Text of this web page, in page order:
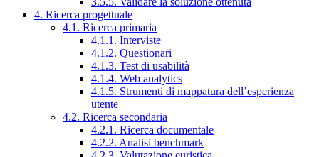
4. Ricerca progettuale
4.1. Ricerca primaria
4.1.1. Interviste
4.1.2. Questionari
4.1.3. Test di usabilità
4.1.4. Web analytics
4.1.5. Strumenti di mappatura dell’esperienza
utente
4.2. Ricerca secondaria
4.2.1. Ricerca documentale
4.2.2. Analisi benchmark